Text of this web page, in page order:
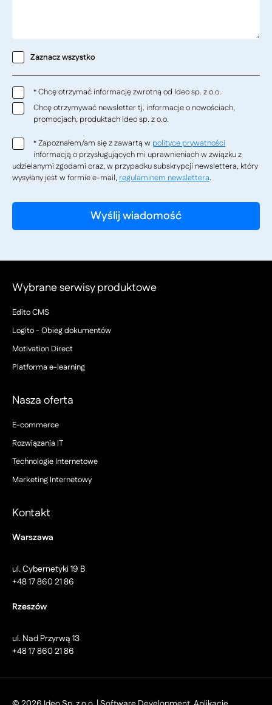
Zaznacz wszystko
*Chcę otrzymać informację zwrotną od Ideo sp. z o.o.
Chcę otrzymywać newsletter tj. informacje o nowościach,
promocjach, produktach Ideo sp. z o.o.
*Zapoznałem/am się z zawartą w polityce prywatności
informacją o przysługujących mi uprawnieniach w związku z
udzielanymi zgodami oraz, w przypadku subskrypcji newslettera, który
wysyłany jest w formie e-mail, regulaminem newslettera.
Wybrane serwisy produktowe
Edito CMS
Logito - Obieg dokumentów
Motivation Direct
Platforma e-learning
Nasza oferta
E-commerce
Rozwiązania IT
Technologie Internetowe
Marketing Internetowy
Kontakt
Warszawa
ul. Cybernetyki 19 B
+48 17 860 21 86
Rzeszów
ul. Nad Przyrwą 13
+48 17 860 21 86